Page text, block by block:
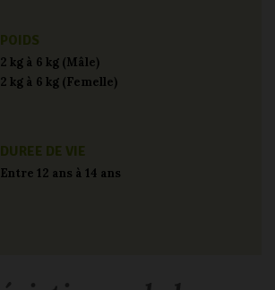
POIDS
2 kg à 6 kg (Mâle)
2 kg à 6 kg (Femelle)
DUREE DE VIE
Entre 12 ans à 14 ans